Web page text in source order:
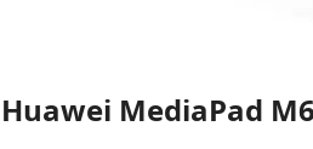
Huawei MediaPad